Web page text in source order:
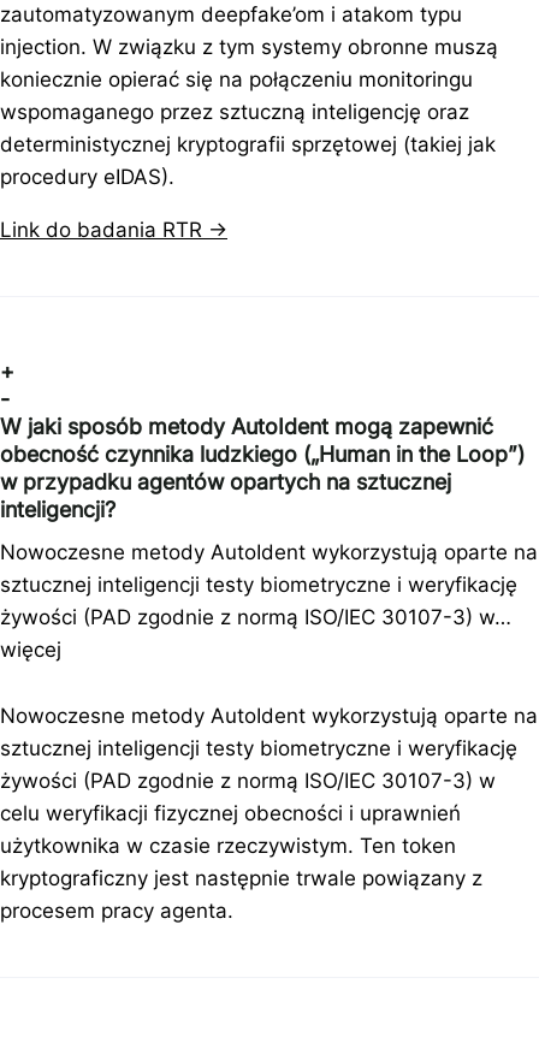
zautomatyzowanym deepfake’om i atakom typu
injection. W związku z tym systemy obronne muszą
koniecznie opierać się na połączeniu monitoringu
wspomaganego przez sztuczną inteligencję oraz
deterministycznej kryptografii sprzętowej (takiej jak
procedury eIDAS).
Link do badania RTR →
+
-
W jaki sposób metody AutoIdent mogą zapewnić
obecność czynnika ludzkiego („Human in the Loop”)
w przypadku agentów opartych na sztucznej
inteligencji?
Nowoczesne metody AutoIdent wykorzystują oparte na
sztucznej inteligencji testy biometryczne i weryfikację
żywości (PAD zgodnie z normą ISO/IEC 30107-3) w…
więcej
Nowoczesne metody AutoIdent wykorzystują oparte na
sztucznej inteligencji testy biometryczne i weryfikację
żywości (PAD zgodnie z normą ISO/IEC 30107-3) w
celu weryfikacji fizycznej obecności i uprawnień
użytkownika w czasie rzeczywistym. Ten token
kryptograficzny jest następnie trwale powiązany z
procesem pracy agenta.